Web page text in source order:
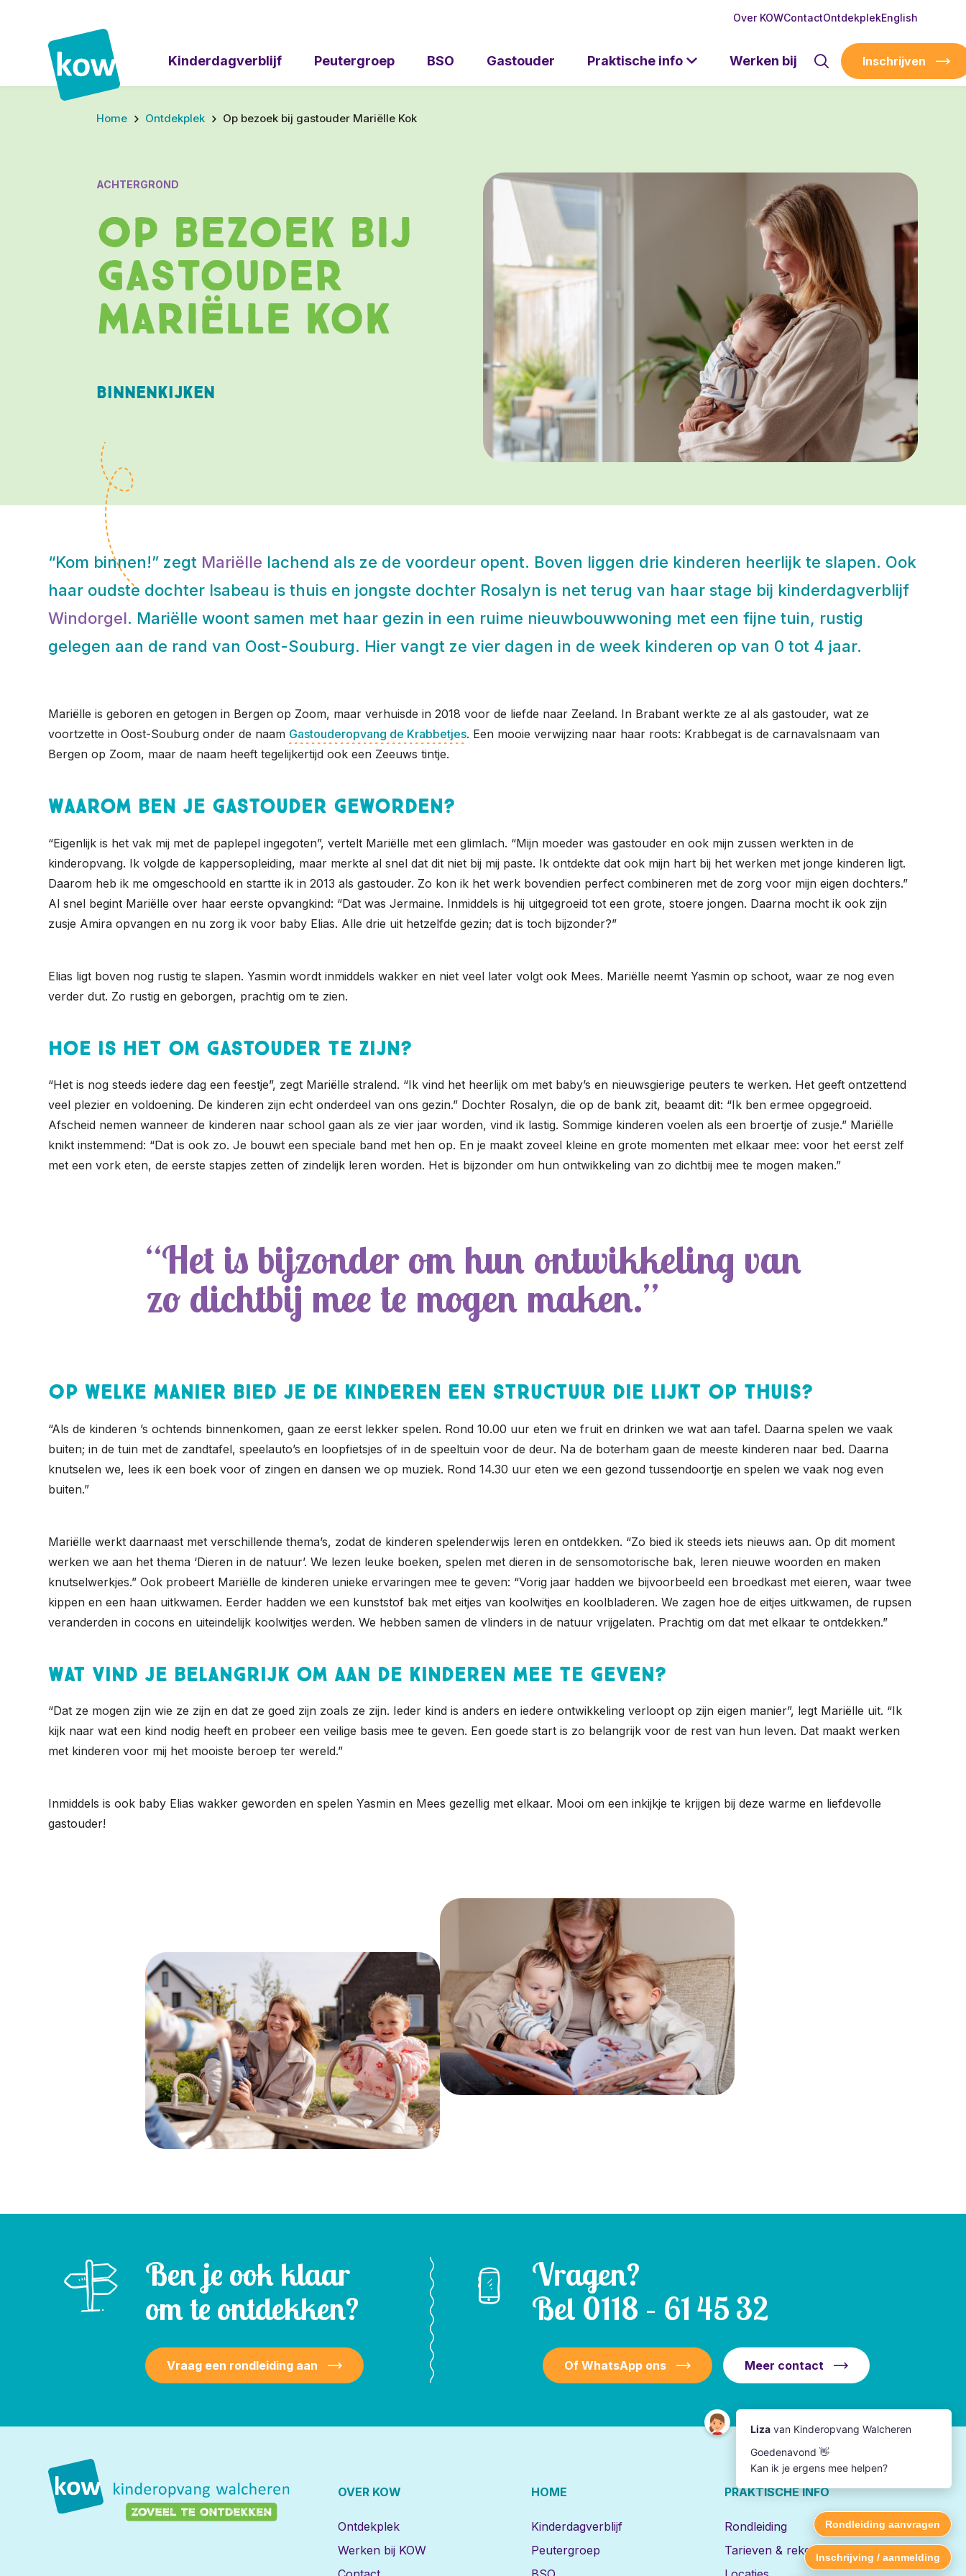
Over KOWContactOntdekplekEnglish
Kinderdagverblijf Peutergroep BSO Gastouder Praktische info Werken bij Inschrijven
Home Ontdekplek Op bezoek bij gastouder Mariëlle Kok
ACHTERGROND
Op bezoek bij
gastouder
Mariëlle Kok
Binnenkijken
“Kom binnen!” zegt Mariëlle lachend als ze de voordeur opent. Boven liggen drie kinderen heerlijk te slapen. Ook
haar oudste dochter Isabeau is thuis en jongste dochter Rosalyn is net terug van haar stage bij kinderdagverblijf
Windorgel. Mariëlle woont samen met haar gezin in een ruime nieuwbouwwoning met een fijne tuin, rustig
gelegen aan de rand van Oost-Souburg. Hier vangt ze vier dagen in de week kinderen op van 0 tot 4 jaar.
Mariëlle is geboren en getogen in Bergen op Zoom, maar verhuisde in 2018 voor de liefde naar Zeeland. In Brabant werkte ze al als gastouder, wat ze
voortzette in Oost-Souburg onder de naam Gastouderopvang de Krabbetjes. Een mooie verwijzing naar haar roots: Krabbegat is de carnavalsnaam van
Bergen op Zoom, maar de naam heeft tegelijkertijd ook een Zeeuws tintje.
Waarom ben je gastouder geworden?
“Eigenlijk is het vak mij met de paplepel ingegoten”, vertelt Mariëlle met een glimlach. “Mijn moeder was gastouder en ook mijn zussen werkten in de
kinderopvang. Ik volgde de kappersopleiding, maar merkte al snel dat dit niet bij mij paste. Ik ontdekte dat ook mijn hart bij het werken met jonge kinderen ligt.
Daarom heb ik me omgeschoold en startte ik in 2013 als gastouder. Zo kon ik het werk bovendien perfect combineren met de zorg voor mijn eigen dochters.”
Al snel begint Mariëlle over haar eerste opvangkind: “Dat was Jermaine. Inmiddels is hij uitgegroeid tot een grote, stoere jongen. Daarna mocht ik ook zijn
zusje Amira opvangen en nu zorg ik voor baby Elias. Alle drie uit hetzelfde gezin; dat is toch bijzonder?”
Elias ligt boven nog rustig te slapen. Yasmin wordt inmiddels wakker en niet veel later volgt ook Mees. Mariëlle neemt Yasmin op schoot, waar ze nog even
verder dut. Zo rustig en geborgen, prachtig om te zien.
Hoe is het om gastouder te zijn?
“Het is nog steeds iedere dag een feestje”, zegt Mariëlle stralend. “Ik vind het heerlijk om met baby’s en nieuwsgierige peuters te werken. Het geeft ontzettend
veel plezier en voldoening. De kinderen zijn echt onderdeel van ons gezin.” Dochter Rosalyn, die op de bank zit, beaamt dit: “Ik ben ermee opgegroeid.
Afscheid nemen wanneer de kinderen naar school gaan als ze vier jaar worden, vind ik lastig. Sommige kinderen voelen als een broertje of zusje.” Mariëlle
knikt instemmend: “Dat is ook zo. Je bouwt een speciale band met hen op. En je maakt zoveel kleine en grote momenten met elkaar mee: voor het eerst zelf
met een vork eten, de eerste stapjes zetten of zindelijk leren worden. Het is bijzonder om hun ontwikkeling van zo dichtbij mee te mogen maken.”
Het is bijzonder om hun ontwikkeling van
zo dichtbij mee te mogen maken.
Op welke manier bied je de kinderen een structuur die lijkt op thuis?
“Als de kinderen ’s ochtends binnenkomen, gaan ze eerst lekker spelen. Rond 10.00 uur eten we fruit en drinken we wat aan tafel. Daarna spelen we vaak
buiten; in de tuin met de zandtafel, speelauto’s en loopfietsjes of in de speeltuin voor de deur. Na de boterham gaan de meeste kinderen naar bed. Daarna
knutselen we, lees ik een boek voor of zingen en dansen we op muziek. Rond 14.30 uur eten we een gezond tussendoortje en spelen we vaak nog even
buiten.”
Mariëlle werkt daarnaast met verschillende thema’s, zodat de kinderen spelenderwijs leren en ontdekken. “Zo bied ik steeds iets nieuws aan. Op dit moment
werken we aan het thema ‘Dieren in de natuur’. We lezen leuke boeken, spelen met dieren in de sensomotorische bak, leren nieuwe woorden en maken
knutselwerkjes.” Ook probeert Mariëlle de kinderen unieke ervaringen mee te geven: “Vorig jaar hadden we bijvoorbeeld een broedkast met eieren, waar twee
kippen en een haan uitkwamen. Eerder hadden we een kunststof bak met eitjes van koolwitjes en koolbladeren. We zagen hoe de eitjes uitkwamen, de rupsen
veranderden in cocons en uiteindelijk koolwitjes werden. We hebben samen de vlinders in de natuur vrijgelaten. Prachtig om dat met elkaar te ontdekken.”
Wat vind je belangrijk om aan de kinderen mee te geven?
“Dat ze mogen zijn wie ze zijn en dat ze goed zijn zoals ze zijn. Ieder kind is anders en iedere ontwikkeling verloopt op zijn eigen manier”, legt Mariëlle uit. “Ik
kijk naar wat een kind nodig heeft en probeer een veilige basis mee te geven. Een goede start is zo belangrijk voor de rest van hun leven. Dat maakt werken
met kinderen voor mij het mooiste beroep ter wereld.”
Inmiddels is ook baby Elias wakker geworden en spelen Yasmin en Mees gezellig met elkaar. Mooi om een inkijkje te krijgen bij deze warme en liefdevolle
gastouder!
Ben je ook klaar
om te ontdekken?
Vraag een rondleiding aan
Vragen?
Bel 0118 – 61 45 32
Of WhatsApp ons Meer contact
OVER KOW
Ontdekplek
Werken bij KOW
HOME
Kinderdagverblijf
Peutergroep
PRAKTISCHE INFO
Rondleiding
Tarieven & rekentool